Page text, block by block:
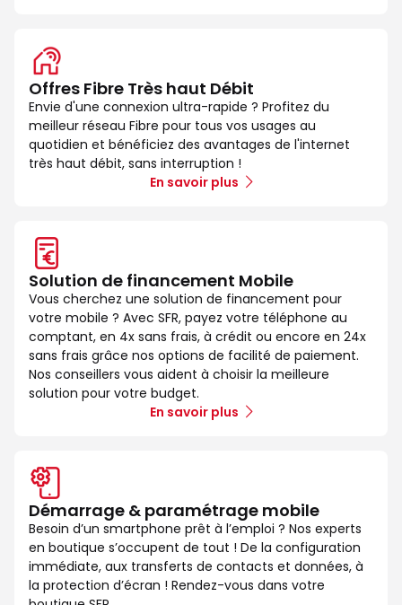
Offres Fibre Très haut Débit
Envie d'une connexion ultra-rapide ? Profitez du
meilleur réseau Fibre pour tous vos usages au
quotidien et bénéficiez des avantages de l'internet
très haut débit, sans interruption !
En savoir plus
Solution de financement Mobile
Vous cherchez une solution de financement pour
votre mobile ? Avec SFR, payez votre téléphone au
comptant, en 4x sans frais, à crédit ou encore en 24x
sans frais grâce nos options de facilité de paiement.
Nos conseillers vous aident à choisir la meilleure
solution pour votre budget.
En savoir plus
Démarrage & paramétrage mobile
Besoin d’un smartphone prêt à l’emploi ? Nos experts
en boutique s’occupent de tout ! De la configuration
immédiate, aux transferts de contacts et données, à
la protection d’écran ! Rendez-vous dans votre